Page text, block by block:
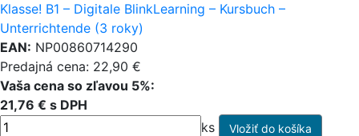
Klasse! B1 – Digitale BlinkLearning – Kursbuch –
Unterrichtende (3 roky)
EAN: NP00860714290
Predajná cena: 22,90 €
Vaša cena so zľavou 5%:
21,76 € s DPH
ks